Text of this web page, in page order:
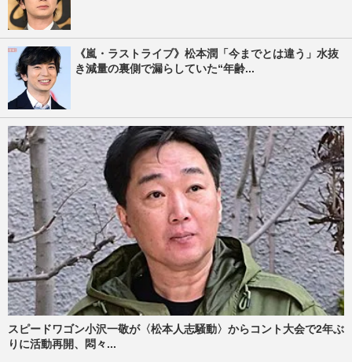
《嵐・ラストライブ》松本潤「今までとは違う」水抜
き減量の裏側で漏らしていた“年齢...
スピードワゴン小沢一敬が〈松本人志騒動〉からコント大会で2年ぶ
りに活動再開、悶々...